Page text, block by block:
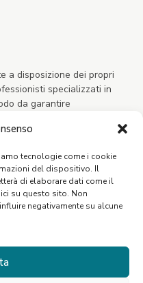
tecnologie come i cookie
del dispositivo. Il
di elaborare dati come il
su questo sito. Non
negativamente su alcune
a disposizione dei propri
specializzati in
da garantire